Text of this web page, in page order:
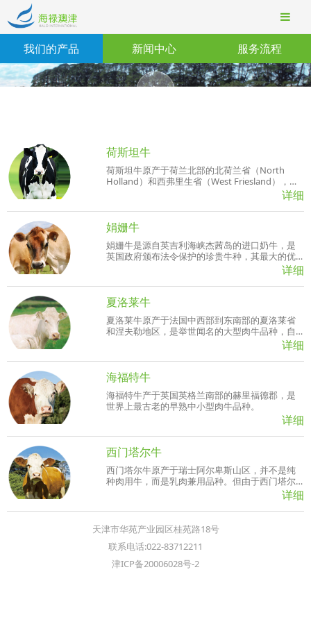
我们的产品 新闻中心 服务流程
荷斯坦牛
荷斯坦牛原产于荷兰北部的北荷兰省（North
Holland）和西弗里生省（West Friesland），其
后代分布到荷兰全国乃至法国北部以及德国的荷
详细
娟姗牛
娟姗牛是源自英吉利海峡杰茜岛的进口奶牛，是
英国政府颁布法令保护的珍贵牛种，其最大的优
点就是乳质浓厚，乳脂、乳蛋白含量均明显高于
详细
夏洛莱牛
夏洛莱牛原产于法国中西部到东南部的夏洛莱省
和涅夫勒地区，是举世闻名的大型肉牛品种，自
育成以来就以其生长快、肉量多、体型大、耐粗
放而受到国际市场的广泛欢迎，早已输往世界许
多国家。
详细
海福特牛
海福特牛产于英国英格兰南部的赫里福德郡，是
世界上最古老的早熟中小型肉牛品种。
详细
西门塔尔牛
西门塔尔牛原产于瑞士阿尔卑斯山区，并不是纯
种肉用牛，而是乳肉兼用品种。但由于西门塔尔
牛产乳量高，产肉性能也并不比专门化肉牛品种
差，役用性能也很好，是乳、肉、役兼用的大型
品种
详细
天津市华苑产业园区桂苑路18号
联系电话:022-83712211
津ICP备20006028号-2